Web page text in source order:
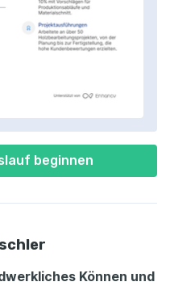
beginnen
Können und